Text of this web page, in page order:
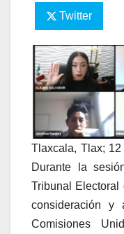
Twitter
Tlaxcala, Tlax;
Durante la
Tribunal
consideración y
Comisiones